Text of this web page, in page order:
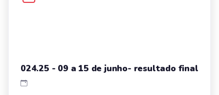
024.25 - 09 a 15 de junho- resultado final